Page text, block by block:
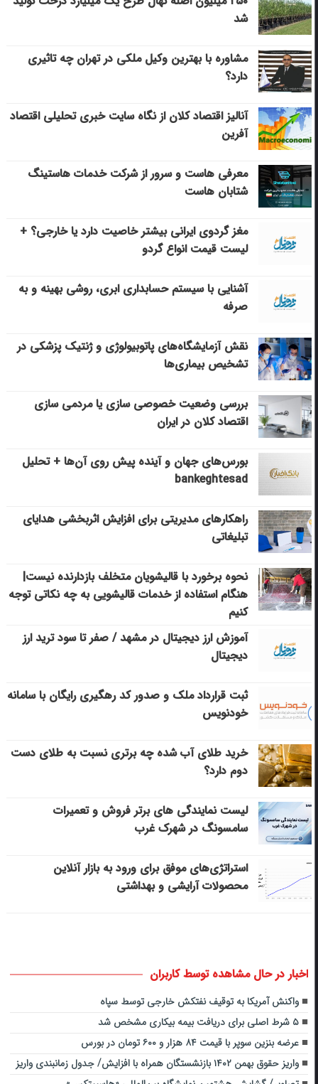
شد
مشاوره با بهترین وکیل ملکی در تهران چه تاثیری
دارد؟
آنالیز اقتصاد کلان از نگاه سایت خبری تحلیلی اقتصاد
آفرین
معرفی هاست و سرور از شرکت خدمات هاستینگ
شتابان هاست
مغز گردوی ایرانی بیشتر خاصیت دارد یا خارجی؟ +
لیست قیمت انواع گردو
آشنایی با سیستم حسابداری ابری، روشی بهینه و به
صرفه
نقش آزمایشگاه‌های پاتوبیولوژی و ژنتیک پزشکی در
تشخیص بیماری‌ها
بررسی وضعیت خصوصی سازی یا مردمی سازی
اقتصاد کلان در ایران
بورس‌های جهان و آینده پیش روی آن‌ها + تحلیل
bankeghtesad
راهکارهای مدیریتی برای افزایش اثربخشی هدایای
تبلیغاتی
نحوه برخورد با قالیشویان متخلف بازدارنده نیست|
هنگام استفاده از خدمات قالیشویی به چه نکاتی توجه
کنیم
آموزش ارز دیجیتال در مشهد / صفر تا سود ترید ارز
دیجیتال
ثبت قرارداد ملک و صدور کد رهگیری رایگان با سامانه
خودنویس
خرید طلای آب شده چه برتری نسبت به طلای دست
دوم دارد؟
لیست نمایندگی های برتر فروش و تعمیرات
سامسونگ در شهرک غرب
استراتژی‌های موفق برای ورود به بازار آنلاین
محصولات آرایشی و بهداشتی
اخبار در حال مشاهده توسط کاربران
واکنش آمریکا به توقیف نفتکش خارجی توسط سپاه
۵ شرط اصلی برای دریافت بیمه بیکاری مشخص شد
عرضه بنزین سوپر با قیمت ۸۴ هزار و ۶۰۰ تومان در بورس
واریز حقوق بهمن ۱۴۰۲ بازنشستگان همراه با افزایش/ جدول زمانبندی واریز